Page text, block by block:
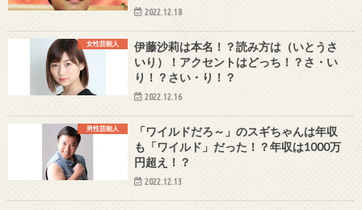
2022.12.18
女性芸能人
伊藤沙莉は本名！？読み方は（いとうさ
いり）！アクセントはどっち！？さ・い
り！？さい・り！？
2022.12.16
男性芸能人
「ワイルドだろ～」のスギちゃんは年収
も「ワイルド」だった！？年収は1000万
円超え！？
2022.12.13